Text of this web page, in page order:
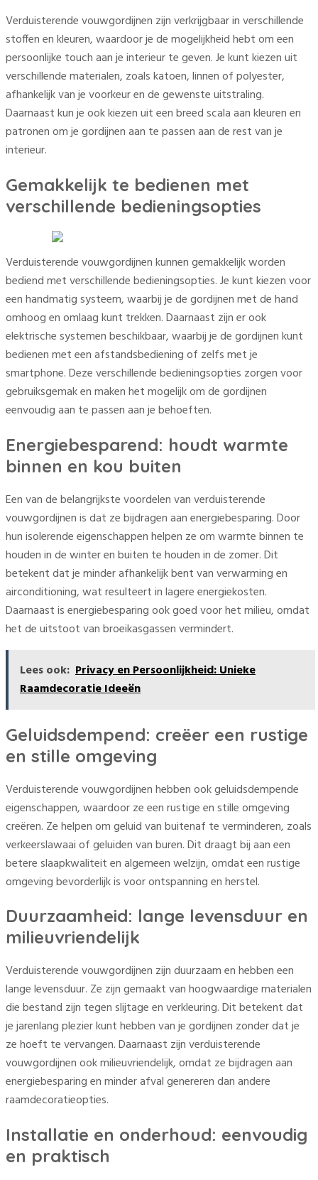
Verduisterende vouwgordijnen zijn verkrijgbaar in verschillende
stoffen en kleuren, waardoor je de mogelijkheid hebt om een
persoonlijke touch aan je interieur te geven. Je kunt kiezen uit
verschillende materialen, zoals katoen, linnen of polyester,
afhankelijk van je voorkeur en de gewenste uitstraling.
Daarnaast kun je ook kiezen uit een breed scala aan kleuren en
patronen om je gordijnen aan te passen aan de rest van je
interieur.
Gemakkelijk te bedienen met
verschillende bedieningsopties
Verduisterende vouwgordijnen kunnen gemakkelijk worden
bediend met verschillende bedieningsopties. Je kunt kiezen voor
een handmatig systeem, waarbij je de gordijnen met de hand
omhoog en omlaag kunt trekken. Daarnaast zijn er ook
elektrische systemen beschikbaar, waarbij je de gordijnen kunt
bedienen met een afstandsbediening of zelfs met je
smartphone. Deze verschillende bedieningsopties zorgen voor
gebruiksgemak en maken het mogelijk om de gordijnen
eenvoudig aan te passen aan je behoeften.
Energiebesparend: houdt warmte
binnen en kou buiten
Een van de belangrijkste voordelen van verduisterende
vouwgordijnen is dat ze bijdragen aan energiebesparing. Door
hun isolerende eigenschappen helpen ze om warmte binnen te
houden in de winter en buiten te houden in de zomer. Dit
betekent dat je minder afhankelijk bent van verwarming en
airconditioning, wat resulteert in lagere energiekosten.
Daarnaast is energiebesparing ook goed voor het milieu, omdat
het de uitstoot van broeikasgassen vermindert.
Lees ook: Privacy en Persoonlijkheid: Unieke
Raamdecoratie Ideeën
Geluidsdempend: creëer een rustige
en stille omgeving
Verduisterende vouwgordijnen hebben ook geluidsdempende
eigenschappen, waardoor ze een rustige en stille omgeving
creëren. Ze helpen om geluid van buitenaf te verminderen, zoals
verkeerslawaai of geluiden van buren. Dit draagt bij aan een
betere slaapkwaliteit en algemeen welzijn, omdat een rustige
omgeving bevorderlijk is voor ontspanning en herstel.
Duurzaamheid: lange levensduur en
milieuvriendelijk
Verduisterende vouwgordijnen zijn duurzaam en hebben een
lange levensduur. Ze zijn gemaakt van hoogwaardige materialen
die bestand zijn tegen slijtage en verkleuring. Dit betekent dat
je jarenlang plezier kunt hebben van je gordijnen zonder dat je
ze hoeft te vervangen. Daarnaast zijn verduisterende
vouwgordijnen ook milieuvriendelijk, omdat ze bijdragen aan
energiebesparing en minder afval genereren dan andere
raamdecoratieopties.
Installatie en onderhoud: eenvoudig
en praktisch